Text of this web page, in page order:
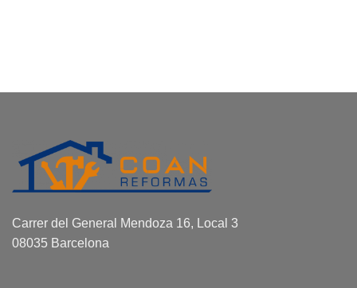
Carrer del General Mendoza 16, Local 3
08035 Barcelona